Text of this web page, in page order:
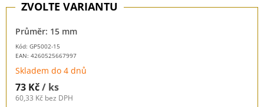
Kód: GP5002-15
EAN: 4260525667997
Průměr: 15 mm
Skladem do 4 dnů
73 Kč/ ks
60,33 Kč bez DPH